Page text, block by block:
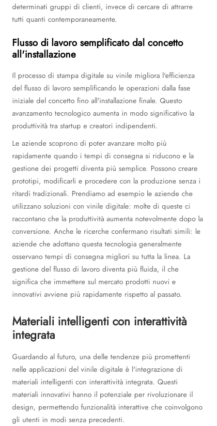
determinati gruppi di clienti, invece di cercare di attrarre
tutti quanti contemporaneamente.
Flusso di lavoro semplificato dal concetto
all'installazione
Il processo di stampa digitale su vinile migliora l'efficienza
del flusso di lavoro semplificando le operazioni dalla fase
iniziale del concetto fino all'installazione finale. Questo
avanzamento tecnologico aumenta in modo significativo la
produttività tra startup e creatori indipendenti.
Le aziende scoprono di poter avanzare molto più
rapidamente quando i tempi di consegna si riducono e la
gestione dei progetti diventa più semplice. Possono creare
prototipi, modificarli e procedere con la produzione senza i
ritardi tradizionali. Prendiamo ad esempio le aziende che
utilizzano soluzioni con vinile digitale: molte di queste ci
raccontano che la produttività aumenta notevolmente dopo la
conversione. Anche le ricerche confermano risultati simili: le
aziende che adottano questa tecnologia generalmente
osservano tempi di consegna migliori su tutta la linea. La
gestione del flusso di lavoro diventa più fluida, il che
significa che immettere sul mercato prodotti nuovi e
innovativi avviene più rapidamente rispetto al passato.
Materiali intelligenti con interattività
integrata
Guardando al futuro, una delle tendenze più promettenti
nelle applicazioni del vinile digitale è l'integrazione di
materiali intelligenti con interattività integrata. Questi
materiali innovativi hanno il potenziale per rivoluzionare il
design, permettendo funzionalità interattive che coinvolgono
gli utenti in modi senza precedenti.